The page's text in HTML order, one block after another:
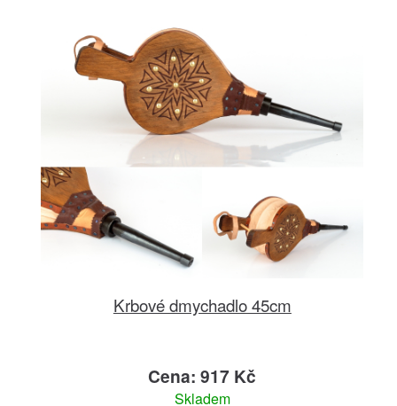
Krbové dmychadlo 45cm
Cena: 917 Kč
Skladem